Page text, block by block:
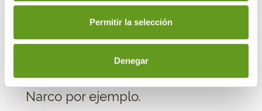
Permitir la selección
Denegar
calientes de todas las marcas: Necta
Zanussi, Azkoyen, Vendo y Dixie
Narco por ejemplo.